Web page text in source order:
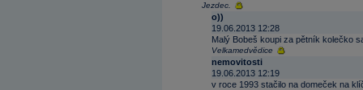
Jezdec.
o))
19.06.2013 12:28
Malý Bobeš koupi za pětník kolečko
Velkamedvědice
nemovitosti
19.06.2013 12:19
v roce 1993 stačilo na domeček na